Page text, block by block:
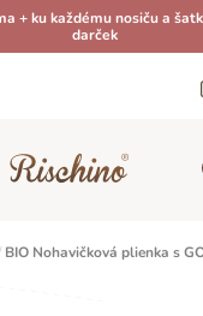
+ ku každému nosiču a
darček
BIO Nohavičková plienka s